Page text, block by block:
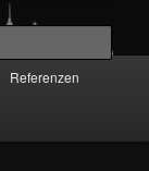
Referenzen